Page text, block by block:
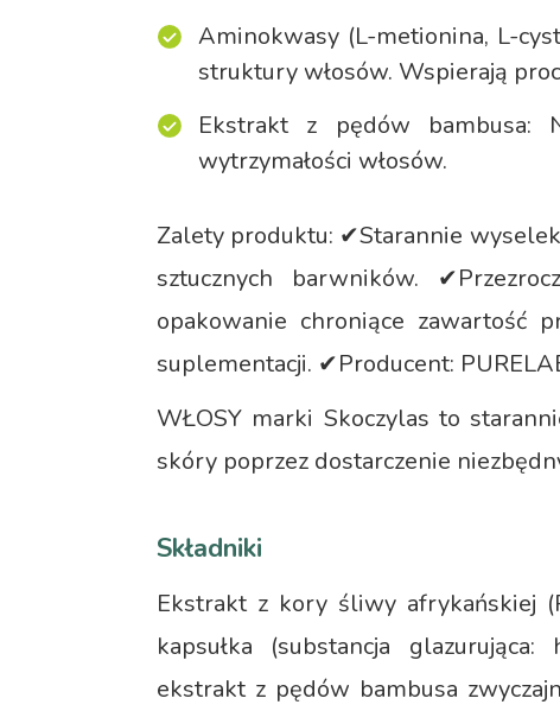
Aminokwasy (L-metionina, L-
struktury włosów. Wspierają
Ekstrakt z pędów bambusa:
wytrzymałości włosów.
Zalety produktu: ✔Starannie
sztucznych barwników.
opakowanie chroniące zawartość
suplementacji. ✔Producent:
WŁOSY marki Skoczylas to
skóry poprzez dostarczenie
Składniki
Ekstrakt z kory śliwy afrykańskiej
kapsułka (substancja
ekstrakt z pędów bambusa